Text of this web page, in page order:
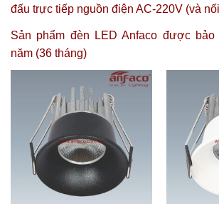
đấu trực tiếp nguồn điện AC-220V (và
Sản phẩm đèn LED Anfaco được
năm (36 tháng)